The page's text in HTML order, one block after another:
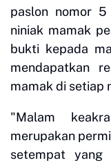
paslon nomor
niniak mamak
bukti kepada
mendapatkan
mamak di setiap
"Malam
merupakan
setempat yang